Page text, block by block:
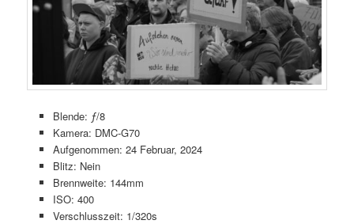
Blende: ƒ/8
Kamera: DMC-G70
Aufgenommen: 24 Februar, 2024
Blitz: Nein
Brennweite: 144mm
ISO: 400
Verschlusszeit: 1/320s